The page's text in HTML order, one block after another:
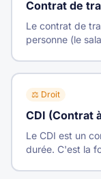
Contrat de
Le contrat de
personne (le
⚖️ Droit
CDI (Contrat
Le CDI est un
durée. C'est la